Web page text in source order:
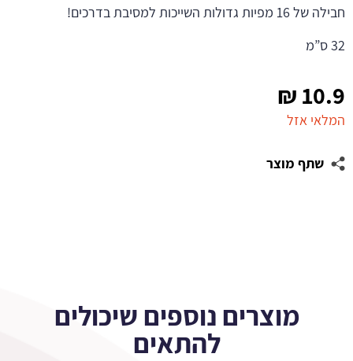
10.9
₪
המלאי אזל
שתף מוצר
חבילה של 16 מפיות גדולות השייכות למסיבת בדרכים!
32 ס”מ
מוצרים נוספים שיכולים
להתאים